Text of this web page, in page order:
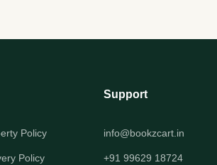
Policy
Policy
Support
info@bookzcart.in
+91 99629 18724